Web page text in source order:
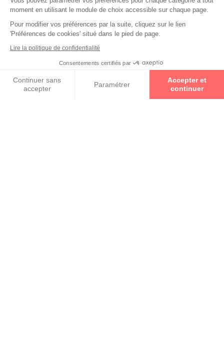
RETOUR VERS LA LISTE DES
moment en utilisant le module de choix accessible sur chaque page.
Pour modifier vos préférences par la suite, cliquez sur le lien
'Préférences de cookies' situé dans le pied de page.
Lire la politique de confidentialité
Consentements certifiés par
Continuer sans
accepter
Paramétrer
Accepter et
continuer